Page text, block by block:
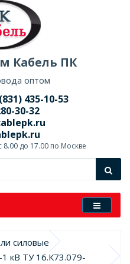
Кабель ПК
оптом
435-10-53
30-32
до 17.00 по Москве
силовые
кВ ТУ 16.К73.079-